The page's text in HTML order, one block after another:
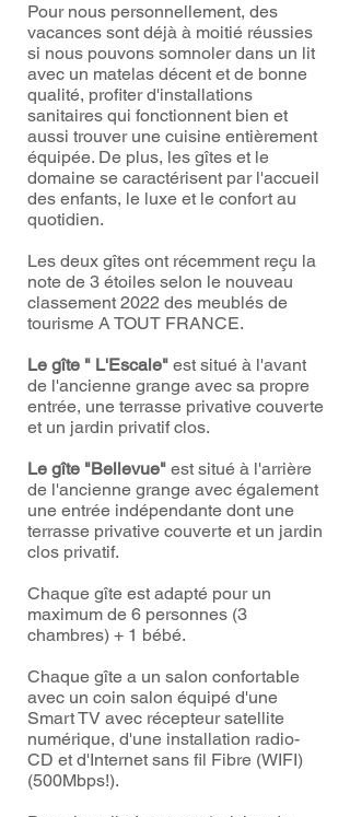
Pour nous personnellement, des
vacances sont déjà à moitié réussies
si nous pouvons somnoler dans un lit
avec un matelas décent et de bonne
qualité, profiter d'installations
sanitaires qui fonctionnent bien et
aussi trouver une cuisine entièrement
équipée. De plus, les gîtes et le
domaine se caractérisent par l'accueil
des enfants, le luxe et le confort au
quotidien.
Les deux gîtes ont récemment reçu la
note de 3 étoiles selon le nouveau
classement 2022 des meublés de
tourisme A TOUT FRANCE.
Le gîte " L'Escale" est situé à l'avant
de l'ancienne grange avec sa propre
entrée, une terrasse privative couverte
et un jardin privatif clos.
Le gîte "Bellevue" est situé à l'arrière
de l'ancienne grange avec également
une entrée indépendante dont une
terrasse privative couverte et un jardin
clos privatif.
Chaque gîte est adapté pour un
maximum de 6 personnes (3
chambres) + 1 bébé.
Chaque gîte a un salon confortable
avec un coin salon équipé d'une
Smart TV avec récepteur satellite
numérique, d'une installation radio-
CD et d'Internet sans fil Fibre (WIFI)
(500Mbps!).